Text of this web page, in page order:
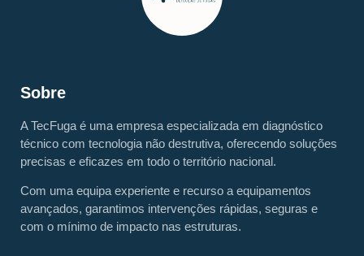
Sobre
A TecFuga é uma empresa especializada em diagnóstico
técnico com tecnologia não destrutiva, oferecendo soluções
precisas e eficazes em todo o território nacional.
Com uma equipa experiente e recurso a equipamentos
avançados, garantimos intervenções rápidas, seguras e
com o mínimo de impacto nas estruturas.